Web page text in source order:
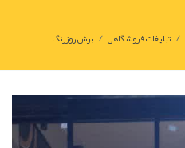
/تبلیغات فروشگاهی / برش روزرنگ